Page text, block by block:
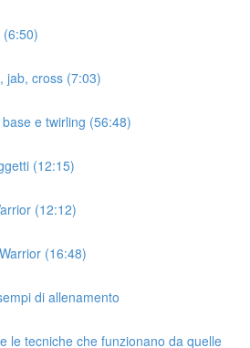
jab, cross (7:03)
e twirling (56:48)
(12:15)
(12:12)
(16:48)
di allenamento
le tecniche che funzionano da quelle